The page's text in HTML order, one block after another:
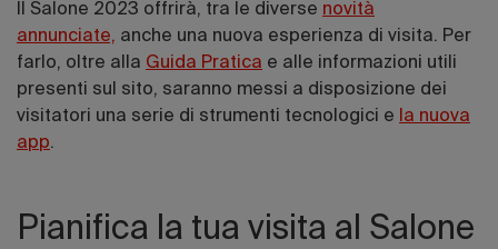
Il Salone 2023 offrirà, tra le diverse novità
annunciate, anche una nuova esperienza di visita. Per
farlo, oltre alla Guida Pratica e alle informazioni utili
presenti sul sito, saranno messi a disposizione dei
visitatori una serie di strumenti tecnologici e
la nuova
app.
Pianifica la tua visita al Salone